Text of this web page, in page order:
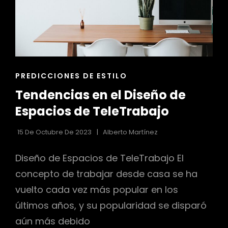
ENLACES
LAS
CATEGORÍAS
PREDICCIONES DE ESTILO
Tendencias en el Diseño de
Espacios de TeleTrabajo
15 De Octubre De 2023 Alberto Martínez
Diseño de Espacios de TeleTrabajo El
concepto de trabajar desde casa se ha
vuelto cada vez más popular en los
últimos años, y su popularidad se disparó
aún más debido